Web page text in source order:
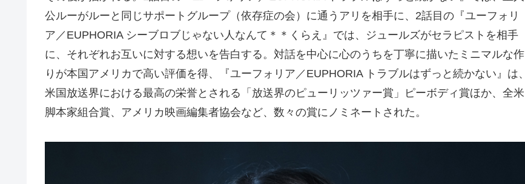
公ルーがルーと同じサポートグループ（依存症の会）に通うアリを相手に、2話目の『ユーフォリ
ア／EUPHORIA シーブロブじゃない人なんて＊＊くらえ』では、ジュールズがセラピストを相手
に、それぞれお互いに対する想いを告白する。対話を中心に心のうちを丁寧に描いたミニマルな作
りが本国アメリカで高い評価を得、『ユーフォリア／EUPHORIA トラブルはずっと続かない』は、
米国放送界における最高の栄誉とされる「放送界のピューリッツァー賞」ピーボディ賞ほか、全米
脚本家組合賞、アメリカ映画編集者協会など、数々の賞にノミネートされた。